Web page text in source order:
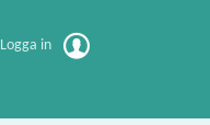
Logga in